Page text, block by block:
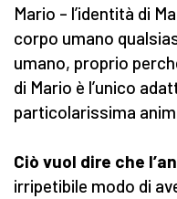
Mario – l’identità di
corpo umano
umano, proprio
di Mario è l’unico
particolarissima
Ciò vuol dire che
irripetibile modo di